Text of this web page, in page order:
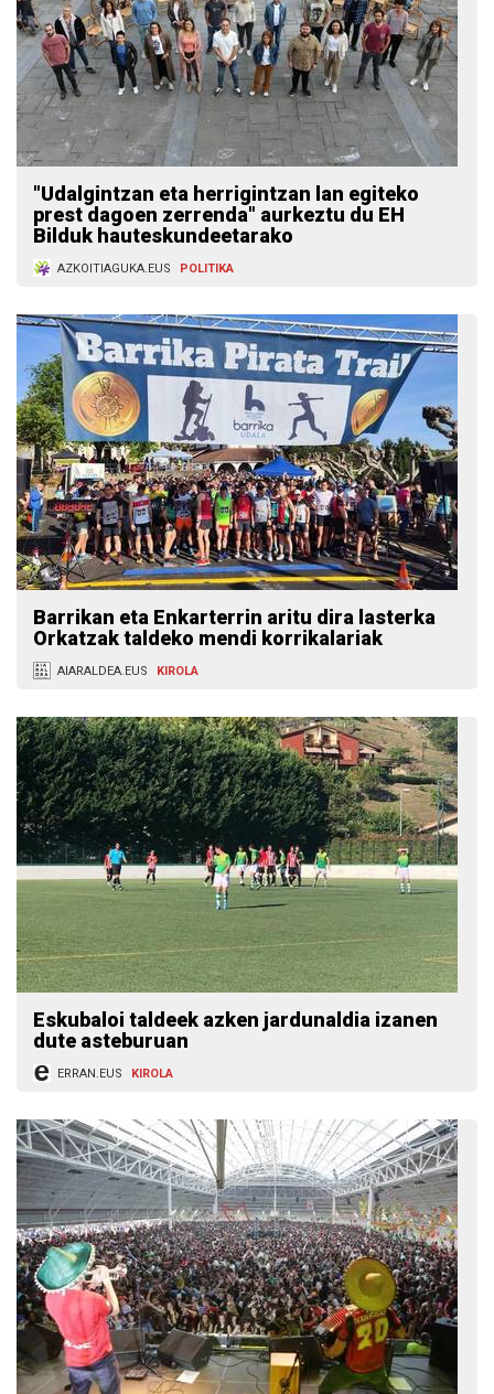
"Udalgintzan eta herrigintzan lan egiteko
prest dagoen zerrenda" aurkeztu du EH
Bilduk hauteskundeetarako
AZKOITIAGUKA.EUS POLITIKA
Barrikan eta Enkarterrin aritu dira lasterka
Orkatzak taldeko mendi korrikalariak
AIARALDEA.EUS KIROLA
Eskubaloi taldeek azken jardunaldia izanen
dute asteburuan
ERRAN.EUS KIROLA